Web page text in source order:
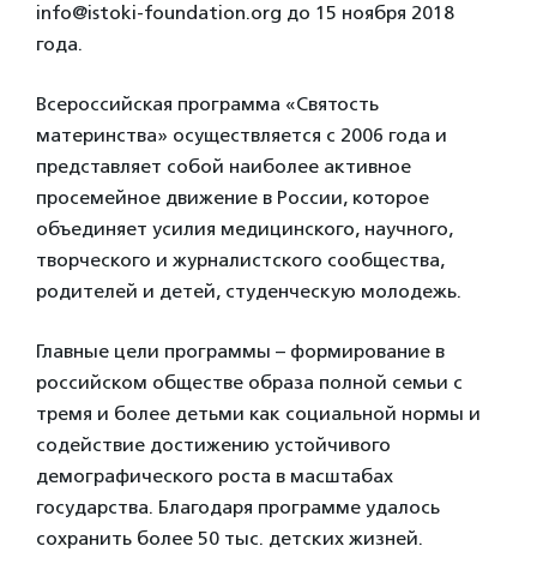
info@istoki-foundation.org до 15 ноября 2018
года.
Всероссийская программа «Святость
материнства» осуществляется с 2006 года и
представляет собой наиболее активное
просемейное движение в России, которое
объединяет усилия медицинского, научного,
творческого и журналистского сообщества,
родителей и детей, студенческую молодежь.
Главные цели программы – формирование в
российском обществе образа полной семьи с
тремя и более детьми как социальной нормы и
содействие достижению устойчивого
демографического роста в масштабах
государства. Благодаря программе удалось
сохранить более 50 тыс. детских жизней.